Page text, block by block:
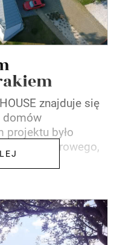
znajduje się
domów
projektu było
parterowego,